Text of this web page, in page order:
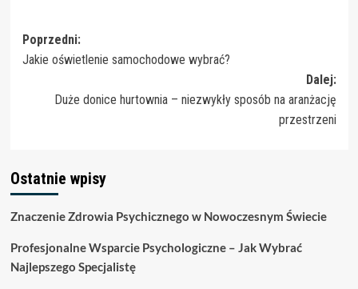
Zobacz
wpisy
Poprzedni:
Jakie oświetlenie samochodowe wybrać?
Dalej:
Duże donice hurtownia – niezwykły sposób na aranżację
przestrzeni
Ostatnie wpisy
Znaczenie Zdrowia Psychicznego w Nowoczesnym Świecie
Profesjonalne Wsparcie Psychologiczne – Jak Wybrać
Najlepszego Specjalistę